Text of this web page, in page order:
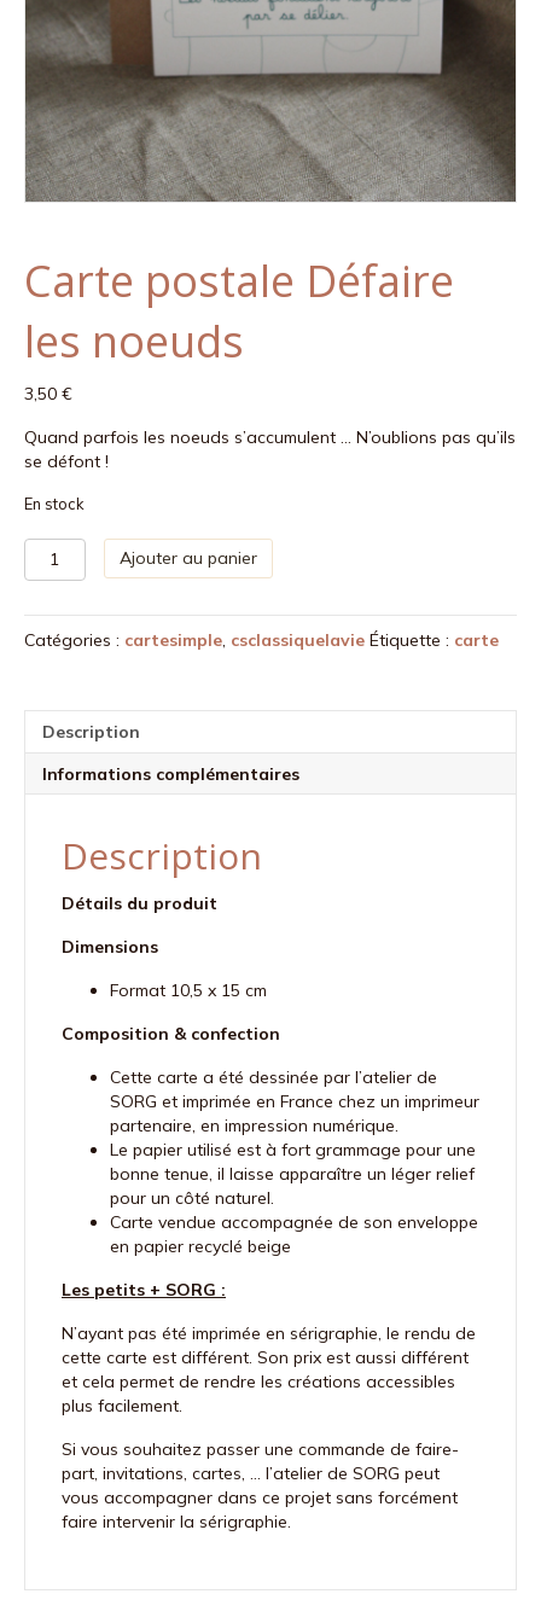
Carte postale Défaire
les noeuds
3,50 €
Quand parfois les noeuds s’accumulent … N’oublions pas qu’ils
se défont !
En stock
quantité
de
postale
Défaire
Ajouter au panier
Catégories : cartesimple, csclassiquelavie Étiquette : carte
Description
Informations complémentaires
Description
Détails du produit
Dimensions
Format 10,5 x 15 cm
Composition & confection
Cette carte a été dessinée par l’atelier de
SORG et imprimée en France chez un imprimeur
partenaire, en impression numérique.
Le papier utilisé est à fort grammage pour une
bonne tenue, il laisse apparaître un léger relief
pour un côté naturel.
Carte vendue accompagnée de son enveloppe
en papier recyclé beige
Les petits + SORG :
N’ayant pas été imprimée en sérigraphie, le rendu de
cette carte est différent. Son prix est aussi différent
et cela permet de rendre les créations accessibles
plus facilement.
Si vous souhaitez passer une commande de faire-
part, invitations, cartes, … l’atelier de SORG peut
vous accompagner dans ce projet sans forcément
faire intervenir la sérigraphie.